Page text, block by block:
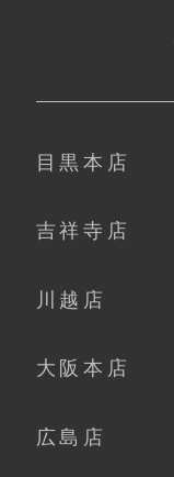
目黒本店
吉祥寺店
川越店
大阪本店
広島店